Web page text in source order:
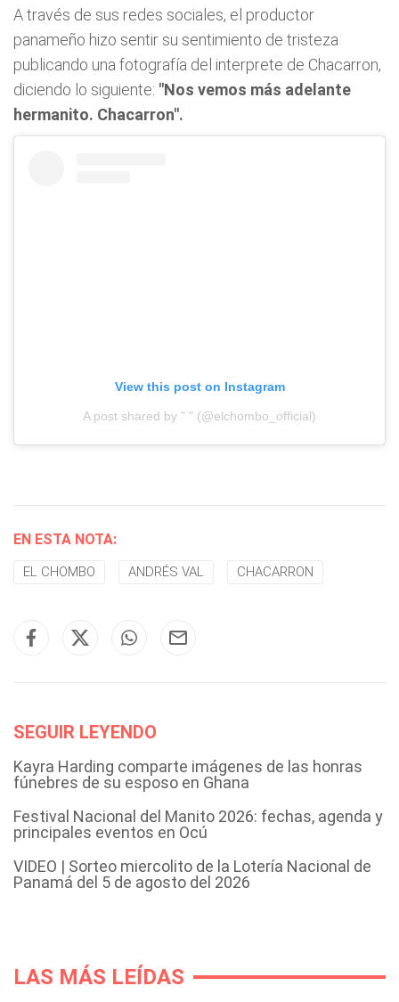
A través de sus redes sociales, el productor
panameño hizo sentir su sentimiento de tristeza
publicando una fotografía del interprete de Chacarron,
diciendo lo siguiente: "Nos vemos más adelante
hermanito. Chacarron".
View this post on Instagram
A post shared by " " (@elchombo_official)
EN ESTA NOTA:
EL CHOMBO ANDRÉS VAL CHACARRON
SEGUIR LEYENDO
Kayra Harding comparte imágenes de las honras
fúnebres de su esposo en Ghana
Festival Nacional del Manito 2026: fechas, agenda y
principales eventos en Ocú
VIDEO | Sorteo miercolito de la Lotería Nacional de
Panamá del 5 de agosto del 2026
LAS MÁS LEÍDAS